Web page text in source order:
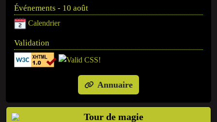
Événements - 10 août
Calendrier
Validation
Annuaire
Tour de magie